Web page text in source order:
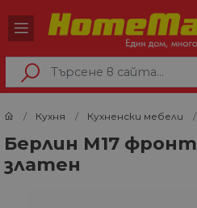
Кухня Кухненски мебели
Берлин М17
златен